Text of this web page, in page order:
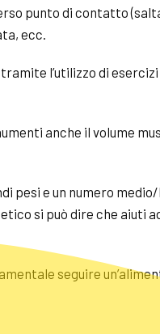
punto di contatto
ecc.
l’utilizzo di
anche il volume
pesi e un numero
si può dire che aiuti
seguire